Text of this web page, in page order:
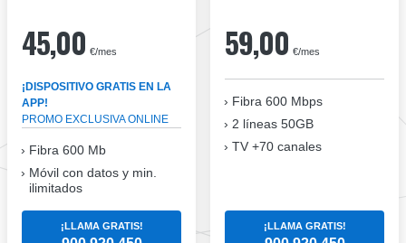
45,00 €/mes
¡DISPOSITIVO GRATIS EN LA
APP!
PROMO EXCLUSIVA ONLINE
Fibra 600 Mb
Móvil con datos y min.
ilimitados
¡LLAMA GRATIS!
59,00 €/mes
Fibra 600 Mbps
2 líneas 50GB
TV +70 canales
¡LLAMA GRATIS!